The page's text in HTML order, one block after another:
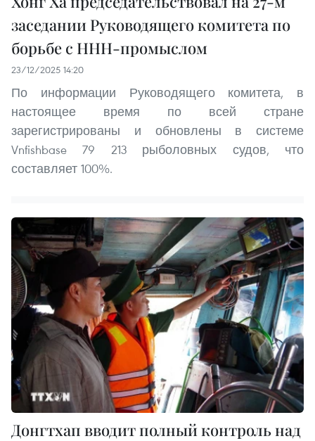
заседании Руководящего комитета по
борьбе с ННН-промыслом
23/12/2025 14:20
По информации Руководящего комитета, в
настоящее время по всей стране
зарегистрированы и обновлены в системе
Vnfishbase 79 213 рыболовных судов, что
составляет 100%.
Донгтхап вводит полный контроль над